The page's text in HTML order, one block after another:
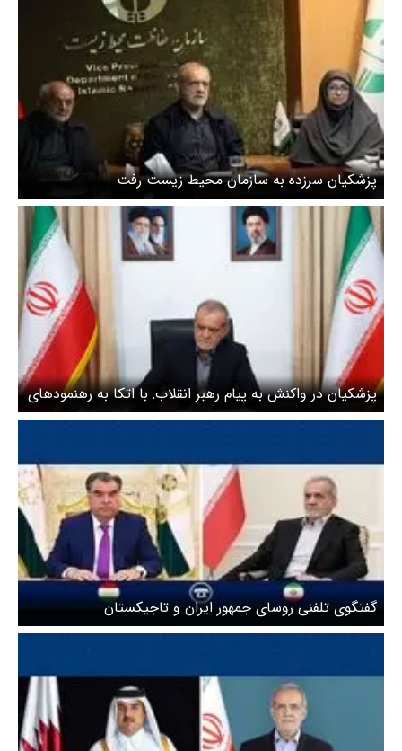
پزشکیان سرزده به سازمان محیط زیست رفت
پزشکیان در واکنش به پیام رهبر انقلاب: با اتکا به رهنمودهای
رهبری و هوشیاری تیم مذاکره‌کننده، پیروزی حاصل خواهد
گفتگوی تلفنی روسای جمهور ایران و تاجیکستان